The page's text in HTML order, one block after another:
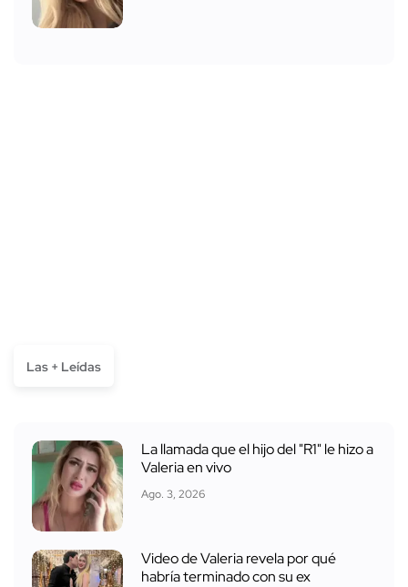
Las + Leídas
La llamada que el hijo del "R1" le hizo a
Valeria en vivo
Ago. 3, 2026
Video de Valeria revela por qué
habría terminado con su ex